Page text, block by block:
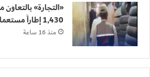
«التجارة»
1,430 إطاراً مستعملاً لبيعها للمستهلكين
منذ 16 ساعة